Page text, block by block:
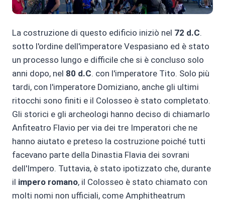
La costruzione di questo edificio iniziò nel 72 d.C.
sotto l'ordine dell'imperatore Vespasiano ed è stato
un processo lungo e difficile che si è concluso solo
anni dopo, nel 80 d.C. con l'imperatore Tito. Solo più
tardi, con l'imperatore Domiziano, anche gli ultimi
ritocchi sono finiti e il Colosseo è stato completato.
Gli storici e gli archeologi hanno deciso di chiamarlo
Anfiteatro Flavio per via dei tre Imperatori che ne
hanno aiutato e preteso la costruzione poiché tutti
facevano parte della Dinastia Flavia dei sovrani
dell'Impero. Tuttavia, è stato ipotizzato che, durante
il impero romano, il Colosseo è stato chiamato con
molti nomi non ufficiali, come Amphitheatrum